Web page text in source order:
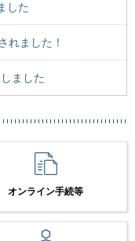
した
れました！
ました
オンライン手続等